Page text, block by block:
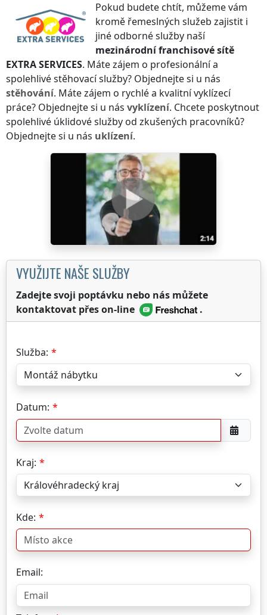
Pokud budete chtít, můžeme vám
kromě řemeslných služeb zajistit i
jiné odborné služby naší
mezinárodní franchisové sítě
EXTRA SERVICES. Máte zájem o profesionální a
spolehlivé stěhovací služby? Objednejte si u nás
stěhování. Máte zájem o rychlé a kvalitní vyklízecí
práce? Objednejte si u nás vyklízení. Chcete poskytnout
spolehlivé úklidové služby od zkušených pracovníků?
Objednejte si u nás uklízení.
VYUŽIJTE NAŠE SLUŽBY
Zadejte svoji poptávku nebo nás můžete
kontaktovat přes on-line
.
Služba:
Datum:
Kraj:
Kde:
Email: